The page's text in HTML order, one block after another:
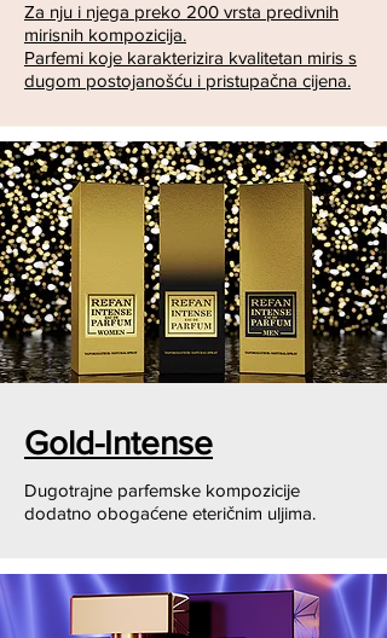
Za nju i njega preko 200 vrsta predivnih
mirisnih kompozicija.
Parfemi koje karakterizira kvalitetan miris s
dugom postojanošću i pristupačna cijena.
Gold-Intense
Dugotrajne parfemske kompozicije
dodatno obogaćene eteričnim uljima.